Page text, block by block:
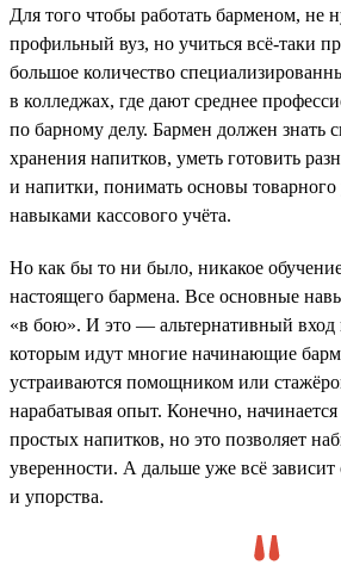
Для того чтобы работать барменом, не
профильный вуз, но учиться всё-таки
большое количество
в колледжах, где дают среднее
по барному делу. Бармен должен знать
хранения напитков, уметь готовить
и напитки, понимать основы товарного
навыками кассового учёта.
Но как бы то ни было, никакое обучение
настоящего бармена. Все основные
«в бою». И это — альтернативный вход
которым идут многие начинающие
устраиваются помощником или
нарабатывая опыт. Конечно,
простых напитков, но это позволяет
уверенности. А дальше уже всё зависит
и упорства.